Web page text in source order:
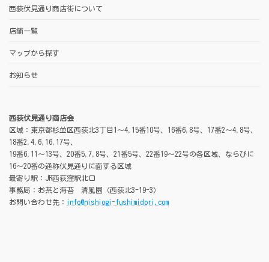
西荻伏見通り商店街について
店舗一覧
マップから探す
お知らせ
西荻伏見通り商店会
区域：東京都杉並区西荻北3丁目1～4,15番10号、16番6,8号、17番2～4,8号、
18番2,4,6,16,17号、
19番6,11～13号、20番5,7,8号、21番5号、22番19～22号の各区域、ならびに
16～20番の通称伏見通りに面する区域
最寄り駅：JR西荻窪駅北口
事務局：お茶と海苔 清風園（西荻北3-19-3）
お問い合わせ先： info@nishiogi-fushimidori.com